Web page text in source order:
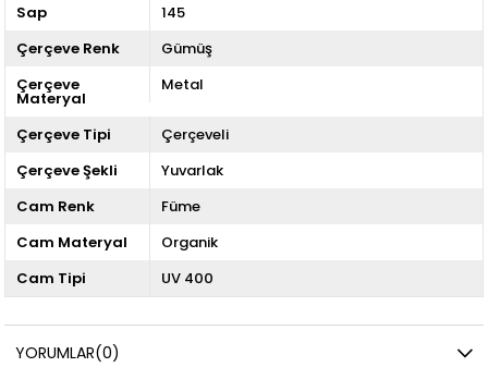
Sap
145
Çerçeve Renk
Gümüş
Çerçeve
Materyal
Metal
Çerçeve Tipi
Çerçeveli
Çerçeve Şekli
Yuvarlak
Cam Renk
Füme
Cam Materyal
Organik
Cam Tipi
UV 400
YORUMLAR(0)